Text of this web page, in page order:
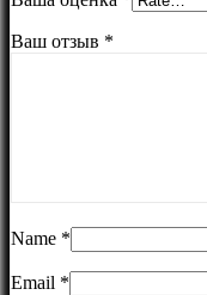
Ваш отзыв *
Name *
Email *